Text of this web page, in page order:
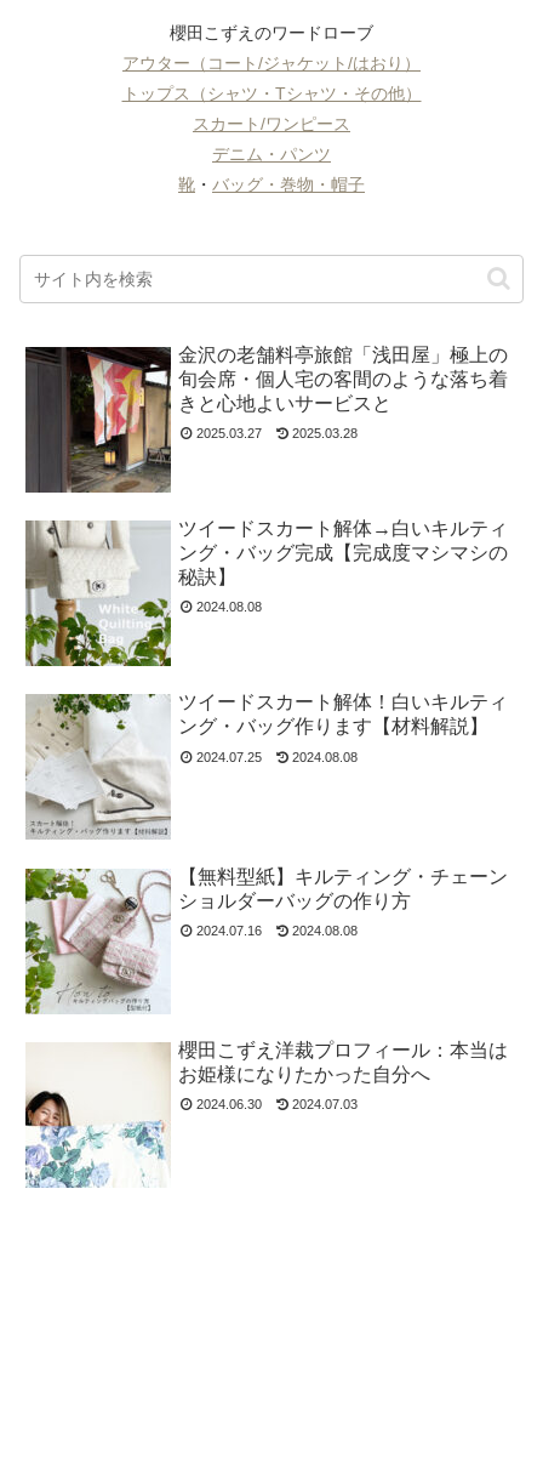
櫻田こずえのワードローブ
アウター（コート/ジャケット/はおり）
トップス（シャツ・Tシャツ・その他）
スカート/ワンピース
デニム・パンツ
靴 ・ バッグ・巻物・帽子
金沢の老舗料亭旅館「浅田屋」極上の
旬会席・個人宅の客間のような落ち着
きと心地よいサービスと
2025.03.27 2025.03.28
ツイードスカート解体→白いキルティ
ング・バッグ完成【完成度マシマシの
秘訣】
2024.08.08
ツイードスカート解体！白いキルティ
ング・バッグ作ります【材料解説】
2024.07.25 2024.08.08
【無料型紙】キルティング・チェーン
ショルダーバッグの作り方
2024.07.16 2024.08.08
櫻田こずえ洋裁プロフィール：本当は
お姫様になりたかった自分へ
2024.06.30 2024.07.03